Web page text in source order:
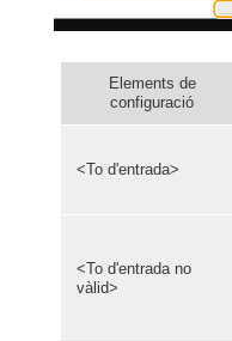
Elements de
configuració
<To d'entrada>
<To d'entrada no
vàlid>